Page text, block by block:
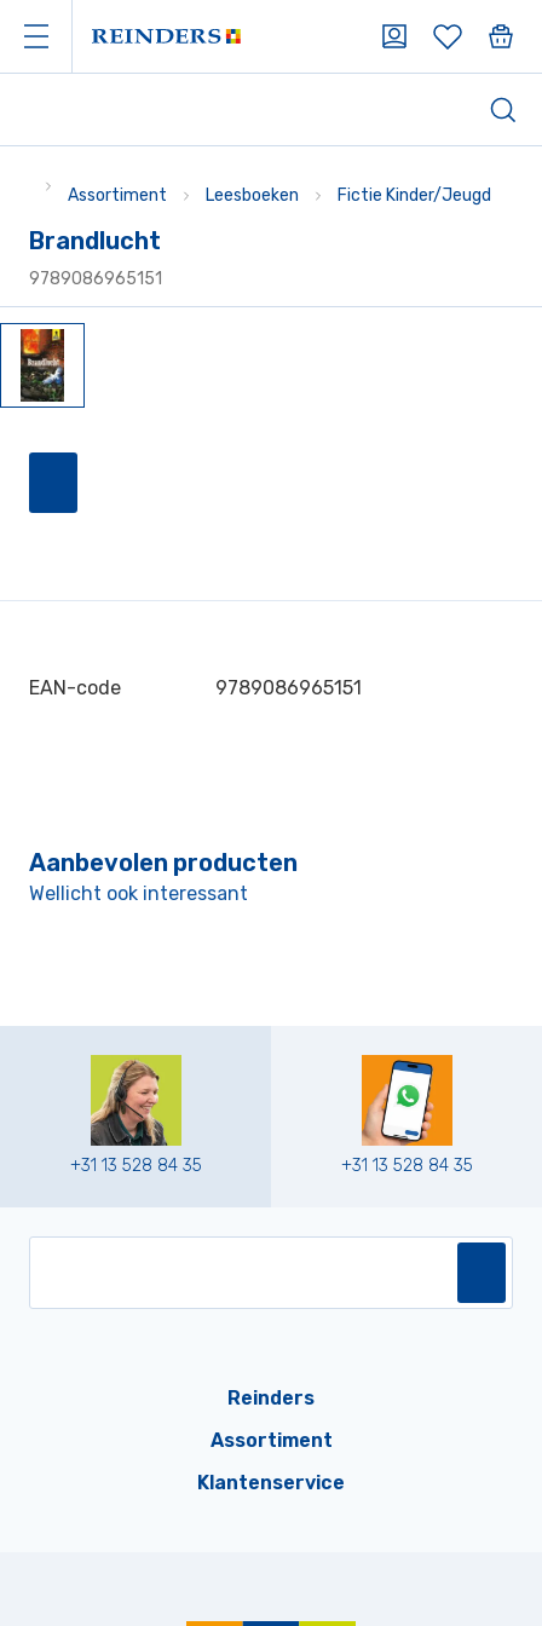
Assortiment Leesboeken Fictie Kinder/Jeugd
Brandlucht
9789086965151
EAN-code 9789086965151
Aanbevolen producten
Wellicht ook interessant
+31 13 528 84 35 +31 13 528 84 35
Reinders
Assortiment
Klantenservice